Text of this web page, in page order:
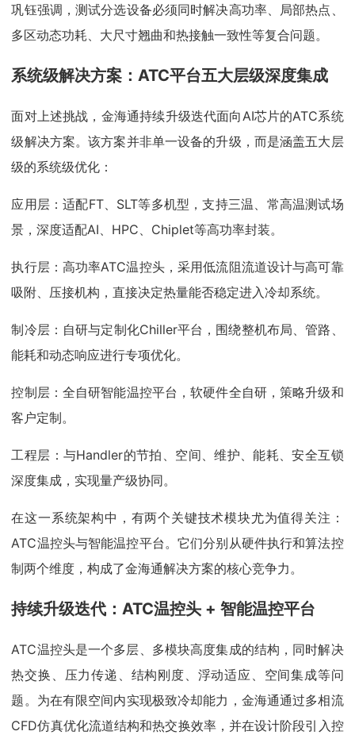
巩钰强调，测试分选设备必须同时解决高功率、局部热点、
多区动态功耗、大尺寸翘曲和热接触一致性等复合问题。
系统级解决方案：ATC平台五大层级深度集成
面对上述挑战，金海通持续升级迭代面向AI芯片的ATC系统
级解决方案。该方案并非单一设备的升级，而是涵盖五大层
级的系统级优化：
应用层：适配FT、SLT等多机型，支持三温、常高温测试场
景，深度适配AI、HPC、Chiplet等高功率封装。
执行层：高功率ATC温控头，采用低流阻流道设计与高可靠
吸附、压接机构，直接决定热量能否稳定进入冷却系统。
制冷层：自研与定制化Chiller平台，围绕整机布局、管路、
能耗和动态响应进行专项优化。
控制层：全自研智能温控平台，软硬件全自研，策略升级和
客户定制。
工程层：与Handler的节拍、空间、维护、能耗、安全互锁
深度集成，实现量产级协同。
在这一系统架构中，有两个关键技术模块尤为值得关注：
ATC温控头与智能温控平台。它们分别从硬件执行和算法控
制两个维度，构成了金海通解决方案的核心竞争力。
持续升级迭代 ：ATC温控头 + 智能温控平台
ATC温控头是一个多层、多模块高度集成的结构，同时解决
热交换、压力传递、结构刚度、浮动适应、空间集成等问
题。为在有限空间内实现极致冷却能力，金海通通过多相流
CFD仿真优化流道结构和热交换效率，并在设计阶段引入控